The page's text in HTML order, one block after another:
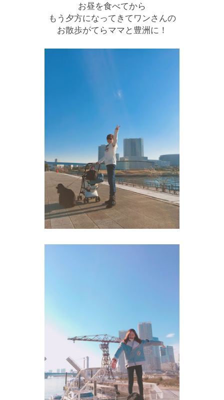
お昼を食べてから
もう夕方になってきてワンさんの
お散歩がてらママと豊洲に！